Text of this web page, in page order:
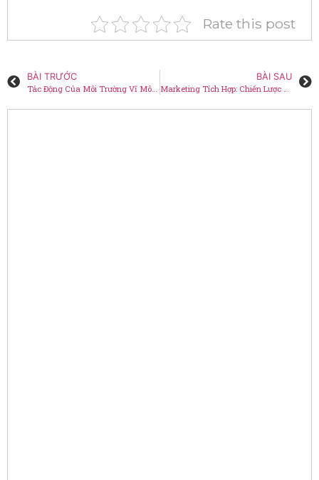
Rate this post
BÀI TRƯỚC
BÀI SAU